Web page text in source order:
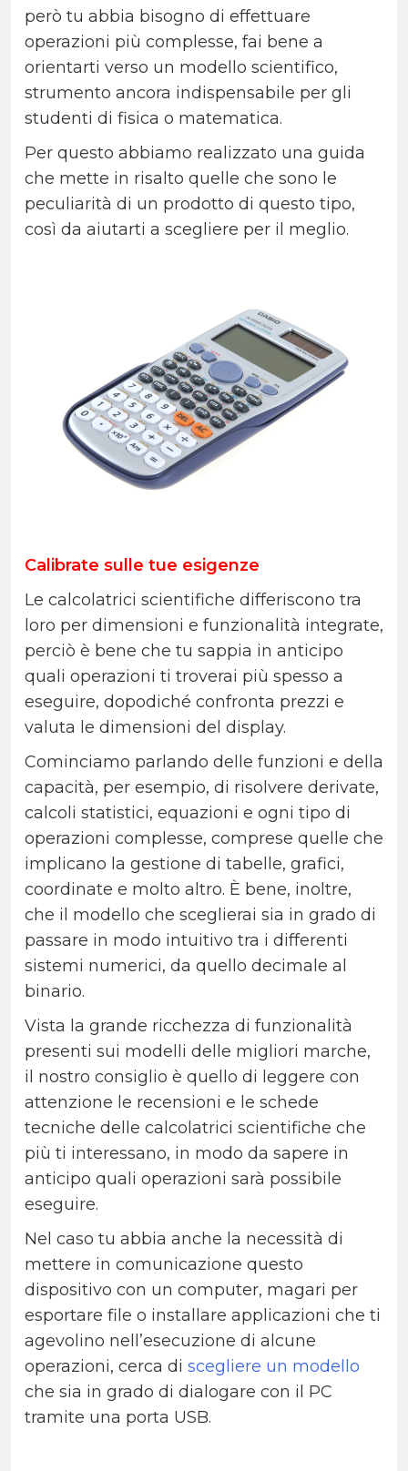
però tu abbia bisogno di effettuare
operazioni più complesse, fai bene a
orientarti verso un modello scientifico,
strumento ancora indispensabile per gli
studenti di fisica o matematica.
Per questo abbiamo realizzato una guida
che mette in risalto quelle che sono le
peculiarità di un prodotto di questo tipo,
così da aiutarti a scegliere per il meglio.
Calibrate sulle tue esigenze
Le calcolatrici scientifiche differiscono tra
loro per dimensioni e funzionalità integrate,
perciò è bene che tu sappia in anticipo
quali operazioni ti troverai più spesso a
eseguire, dopodiché confronta prezzi e
valuta le dimensioni del display.
Cominciamo parlando delle funzioni e della
capacità, per esempio, di risolvere derivate,
calcoli statistici, equazioni e ogni tipo di
operazioni complesse, comprese quelle che
implicano la gestione di tabelle, grafici,
coordinate e molto altro. È bene, inoltre,
che il modello che sceglierai sia in grado di
passare in modo intuitivo tra i differenti
sistemi numerici, da quello decimale al
binario.
Vista la grande ricchezza di funzionalità
presenti sui modelli delle migliori marche,
il nostro consiglio è quello di leggere con
attenzione le recensioni e le schede
tecniche delle calcolatrici scientifiche che
più ti interessano, in modo da sapere in
anticipo quali operazioni sarà possibile
eseguire.
Nel caso tu abbia anche la necessità di
mettere in comunicazione questo
dispositivo con un computer, magari per
esportare file o installare applicazioni che ti
agevolino nell’esecuzione di alcune
operazioni, cerca di scegliere un modello
che sia in grado di dialogare con il PC
tramite una porta USB.